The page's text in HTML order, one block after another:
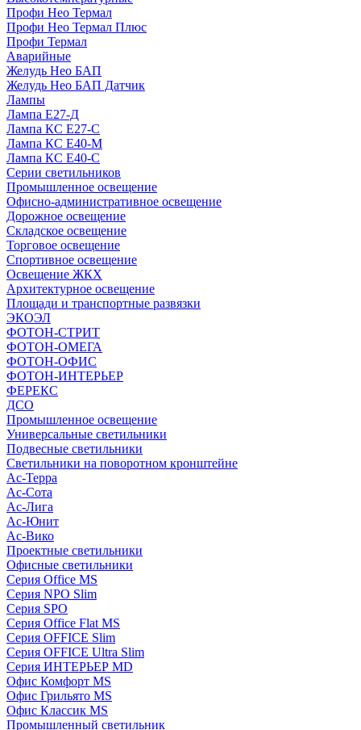
Профи Нео Термал
Профи Нео Термал Плюс
Профи Термал
Аварийные
Желудь Нео БАП
Желудь Нео БАП Датчик
Лампы
Лампа Е27-Д
Лампа КС Е27-С
Лампа КС Е40-М
Лампа КС Е40-С
Серии светильников
Промышленное освещение
Офисно-административное освещение
Дорожное освещение
Складское освещение
Торговое освещение
Спортивное освещение
Освещение ЖКХ
Архитектурное освещение
Площади и транспортные развязки
ЭКОЭЛ
ФОТОН-СТРИТ
ФОТОН-ОМЕГА
ФОТОН-ОФИС
ФОТОН-ИНТЕРЬЕР
ФЕРЕКС
ДСО
Промышленное освещение
Универсальные светильники
Подвесные светильники
Светильники на поворотном кронштейне
Ас-Терра
Ас-Сота
Ас-Лига
Ас-Юнит
Ас-Вико
Проектные светильники
Офисные светильники
Серия Office MS
Серия NPO Slim
Серия SPO
Серия Office Flat MS
Серия OFFICE Slim
Серия OFFICE Ultra Slim
Серия ИНТЕРЬЕР MD
Офис Комфорт MS
Офис Грильято MS
Офис Классик MS
Промышленный светильник